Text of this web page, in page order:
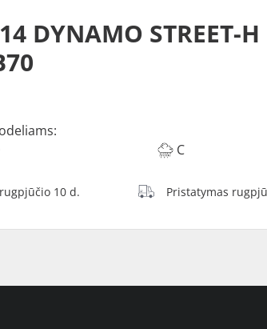
DYNAMO STREET-
C
10 d. Pristatymas